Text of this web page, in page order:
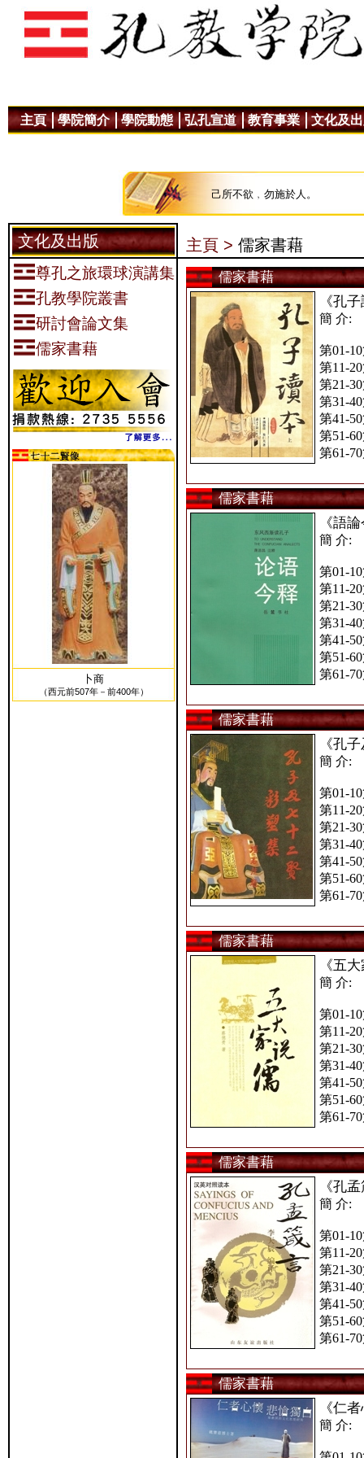
主頁 學院簡介 學院動態 弘孔宣道 教育事業 文化及
己所不欲﹐勿施於人。
文化及出版
尊孔之旅環球演講集
孔教學院叢書
研討會論文集
儒家書藉
卜商
（西元前507年－前400年）
主頁 > 儒家書藉
儒家書藉
《孔
簡 介:
第01-
第11-
第21-
第31-
第41-
第51-
第61-
儒家書藉
《語
簡 介:
第01-
第11-
第21-
第31-
第41-
第51-
第61-
儒家書藉
《孔
簡 介:
第01-
第11-
第21-
第31-
第41-
第51-
第61-
儒家書藉
《五
簡 介:
第01-
第11-
第21-
第31-
第41-
第51-
第61-
儒家書藉
《孔
簡 介:
第01-
第11-
第21-
第31-
第41-
第51-
第61-
儒家書藉
《仁
簡 介: